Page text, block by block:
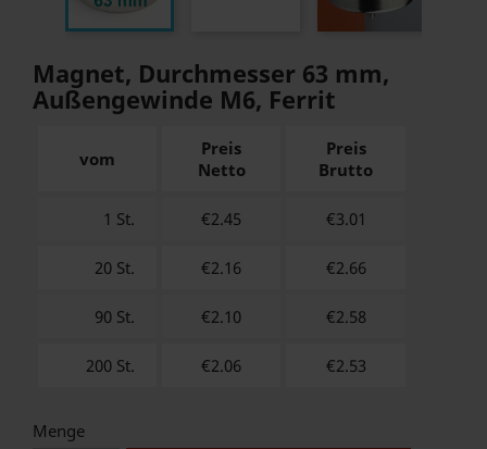
Magnet, Durchmesser 63 mm,
Außengewinde M6, Ferrit
vom
Preis
Netto
Preis
Brutto
1 St. €2.45 €3.01
20 St. €2.16 €2.66
90 St. €2.10 €2.58
200 St. €2.06 €2.53
Menge